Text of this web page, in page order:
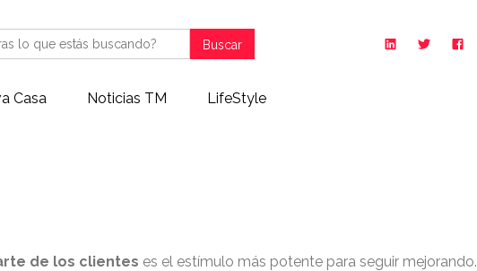
Buscar
Casa Noticias TM LifeStyle
de los clientes es el estímulo más potente para seguir mejorando.